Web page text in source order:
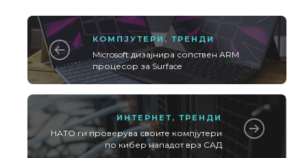
КОМПЈУТЕРИ, ТРЕНДИ
Microsoft дизајнира сопствен ARM
процесор за Surface
ИНТЕРНЕТ, ТРЕНДИ
НАТО ги проверува своите компјутери
по кибер нападот врз САД